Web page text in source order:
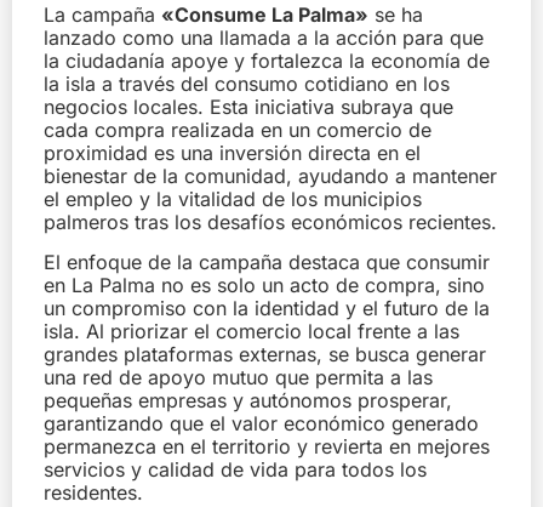
La campaña «Consume La Palma» se ha
lanzado como una llamada a la acción para que
la ciudadanía apoye y fortalezca la economía de
la isla a través del consumo cotidiano en los
negocios locales. Esta iniciativa subraya que
cada compra realizada en un comercio de
proximidad es una inversión directa en el
bienestar de la comunidad, ayudando a mantener
el empleo y la vitalidad de los municipios
palmeros tras los desafíos económicos recientes.
El enfoque de la campaña destaca que consumir
en La Palma no es solo un acto de compra, sino
un compromiso con la identidad y el futuro de la
isla. Al priorizar el comercio local frente a las
grandes plataformas externas, se busca generar
una red de apoyo mutuo que permita a las
pequeñas empresas y autónomos prosperar,
garantizando que el valor económico generado
permanezca en el territorio y revierta en mejores
servicios y calidad de vida para todos los
residentes.